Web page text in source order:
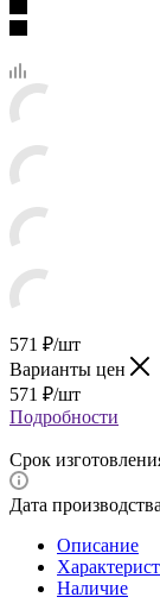
571 ₽/шт
Варианты цен
571 ₽/шт
Подробности
Срок
Дата
Описание
Наличие